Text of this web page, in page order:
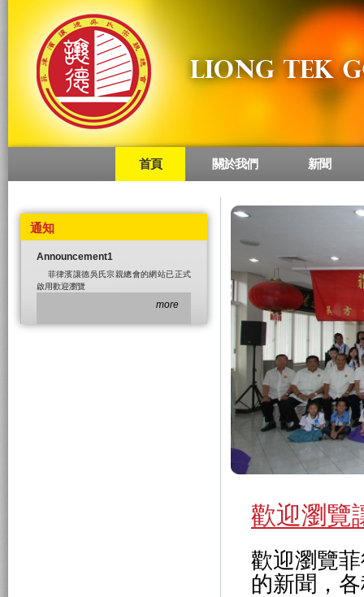
歡迎瀏覽
歡迎瀏覽
的新聞，
首頁 關於我們 新聞
通知
Announcement1
菲律濱讓德吳氏宗親總會的網站已正式
啟用歡迎瀏覽
more